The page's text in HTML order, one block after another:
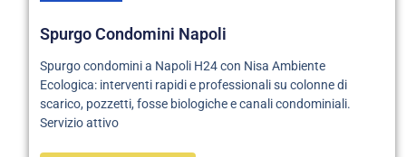
Spurgo Condomini Napoli
Spurgo condomini a Napoli H24 con Nisa Ambiente
Ecologica: interventi rapidi e professionali su colonne di
scarico, pozzetti, fosse biologiche e canali condominiali.
Servizio attivo